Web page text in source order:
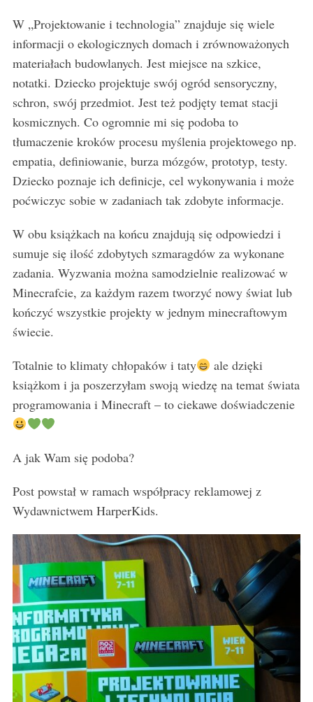
W „Projektowanie i technologia” znajduje się wiele
informacji o ekologicznych domach i zrównoważonych
materiałach budowlanych. Jest miejsce na szkice,
notatki. Dziecko projektuje swój ogród sensoryczny,
schron, swój przedmiot. Jest też podjęty temat stacji
kosmicznych. Co ogromnie mi się podoba to
tłumaczenie kroków procesu myślenia projektowego np.
empatia, definiowanie, burza mózgów, prototyp, testy.
Dziecko poznaje ich definicje, cel wykonywania i może
poćwiczyc sobie w zadaniach tak zdobyte informacje.
W obu książkach na końcu znajdują się odpowiedzi i
sumuje się ilość zdobytych szmaragdów za wykonane
zadania. Wyzwania można samodzielnie realizować w
Minecrafcie, za każdym razem tworzyć nowy świat lub
kończyć wszystkie projekty w jednym minecraftowym
świecie.
Totalnie to klimaty chłopaków i taty
ale dzięki
książkom i ja poszerzyłam swoją wiedzę na temat świata
programowania i Minecraft – to ciekawe doświadczenie
A jak Wam się podoba?
Post powstał w ramach współpracy reklamowej z
Wydawnictwem HarperKids.